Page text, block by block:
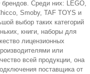
Среди них: LEGO,
Smoby, TAF TOYS и
выбор таких категорий
книги, наборы для
лицензионных
или
всей продукции, она
поставщика от